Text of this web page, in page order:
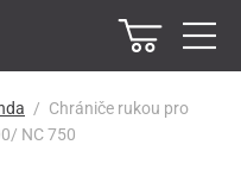
Chrániče rukou pro
NC 750